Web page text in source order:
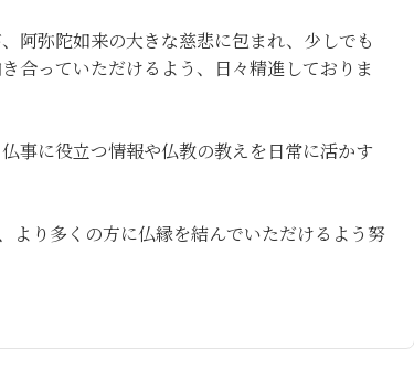
阿弥陀如来の大きな慈悲に包まれ、少しでも
合っていただけるよう、日々精進しておりま
事に役立つ情報や仏教の教えを日常に活かす
より多くの方に仏縁を結んでいただけるよう努